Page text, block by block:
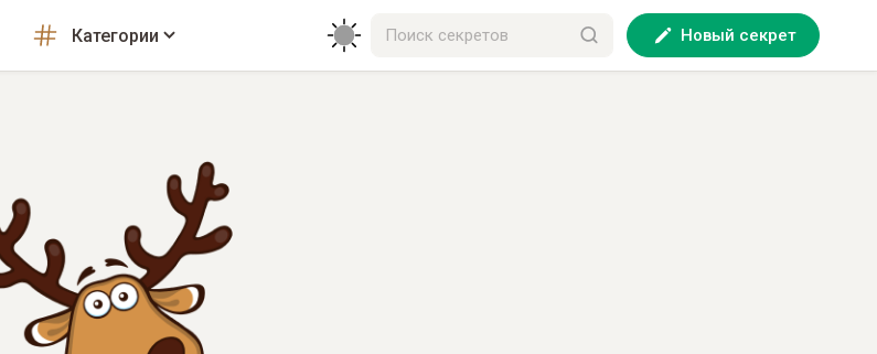
Категории Новый секрет